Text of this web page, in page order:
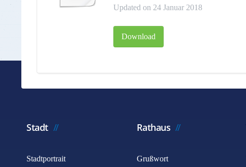
Updated on 24 Januar 2018
Download
Stadt
Stadtportrait
Rathaus
Grußwort